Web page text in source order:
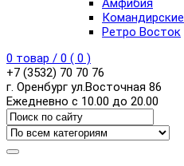
Амфибия
Командирские
Ретро Восток
0 товар / 0 ( 0 )
+7 (3532) 70 70 76
г. Оренбург ул.Восточная 86
Ежедневно с 10.00 до 20.00